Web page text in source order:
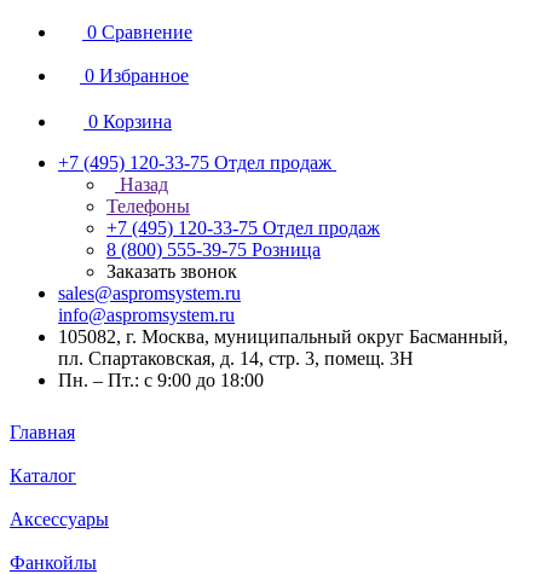
0 Сравнение
0 Избранное
0 Корзина
+7 (495) 120-33-75 Отдел продаж
Назад
Телефоны
+7 (495) 120-33-75 Отдел продаж
8 (800) 555-39-75 Розница
Заказать звонок
sales@aspromsystem.ru
info@aspromsystem.ru
105082, г. Москва, муниципальный округ Басманный,
пл. Спартаковская, д. 14, стр. 3, помещ. 3Н
Пн. – Пт.: с 9:00 до 18:00
Главная
Каталог
Аксессуары
Фанкойлы